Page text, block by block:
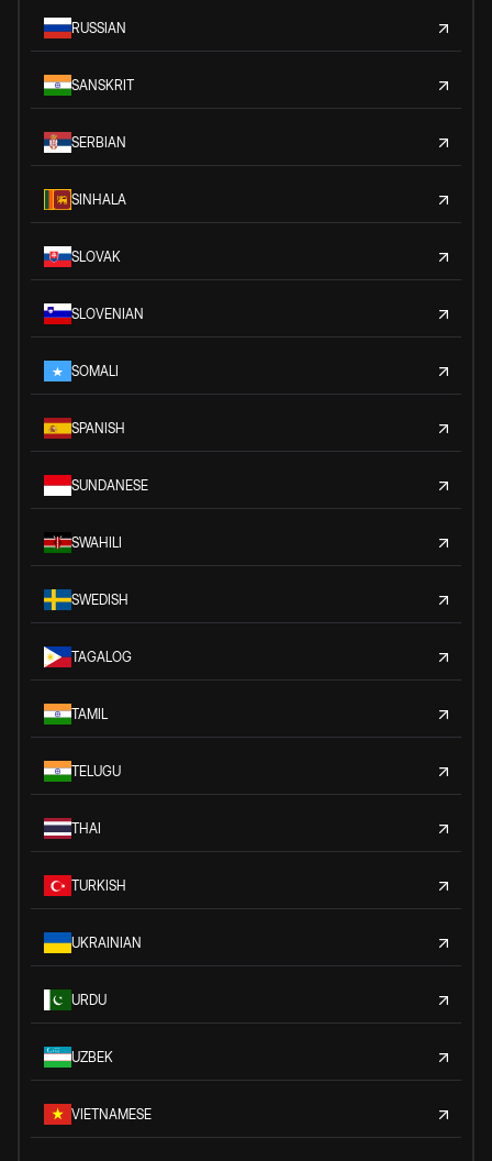
RUSSIAN
SANSKRIT
SERBIAN
SINHALA
SLOVAK
SLOVENIAN
SOMALI
SPANISH
SUNDANESE
SWAHILI
SWEDISH
TAGALOG
TAMIL
TELUGU
THAI
TURKISH
UKRAINIAN
URDU
UZBEK
VIETNAMESE